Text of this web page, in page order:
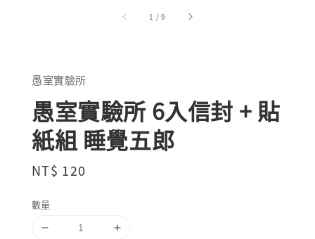
1 /9
愚室實驗所
愚室實驗所 6入信封 + 貼
紙組 睡覺五郎
Regular
NT$ 120
數量